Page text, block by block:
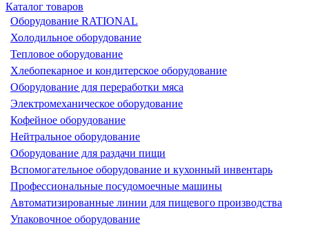
Каталог товаров
Оборудование RATIONAL
Холодильное оборудование
Тепловое оборудование
Хлебопекарное и кондитерское оборудование
Оборудование для переработки мяса
Электромеханическое оборудование
Кофейное оборудование
Нейтральное оборудование
Оборудование для раздачи пищи
Вспомогательное оборудование и кухонный инвентарь
Профессиональные посудомоечные машины
Автоматизированные линии для пищевого производства
Упаковочное оборудование